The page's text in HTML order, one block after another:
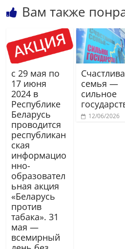
Вам также
с 29 мая по
17 июня
2024 в
Республике
Беларусь
проводится
республикан
ская
информацио
нно-
образовател
ьная акция
«Беларусь
против
табака». 31
мая —
всемирный
семья —
сильное
12/06/2026